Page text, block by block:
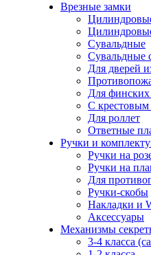
Врезные замки
Сувальдные
Сувальдные
Для дверей
Для финских
С
Для роллет
Ответные
Ручки и
Ручки на
Ручки на
Для
Ручки-скобы
Накладки и
Аксессуары
Механизмы
3-4 класса